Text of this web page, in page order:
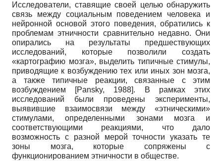
Исследователи, ставящие своей целью обнаружить
связь между социальным поведением человека и
нейронной основой этого поведения, обратились к
проблемам этничности сравнительно недавно. Они
опирались на результаты предшествующих
исследований, которые позволили создать
«картографию мозга», выделить типичные стимулы,
приводящие к возбуждению тех или иных зон мозга,
а также типичные реакции, связанные с этим
возбуждением
[Pansky, 1988]. В рамках этих
исследований были проведены эксперименты,
выявившие взаимосвязи между «этническими»
стимулами, определенными зонами мозга и
соответствующими реакциями, что дало
возможность с разной мерой точности указать те
зоны мозга, которые сопряжены с
функционированием этничности в обществе.